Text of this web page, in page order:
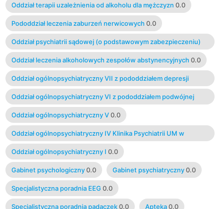
Oddział terapii uzależnienia od alkoholu dla mężczyzn 0.0
Pododdział leczenia zaburzeń nerwicowych 0.0
Oddział psychiatrii sądowej (o podstawowym zabezpieczeniu)
0.0
Oddział leczenia alkoholowych zespołów abstynencyjnych 0.0
Oddział ogólnopsychiatryczny VII z pododdziałem depresji
opornych0.0
Oddział ogólnopsychiatryczny VI z pododdziałem podwójnej
diagnozy 0.0
Oddział ogólnopsychiatryczny V 0.0
Oddział ogólnopsychiatryczny IV Klinika Psychiatrii UM w
Białymstoku0.0
Oddział ogólnopsychiatryczny I 0.0
Gabinet psychologiczny 0.0 Gabinet psychiatryczny 0.0
Specjalistyczna poradnia EEG 0.0
Specjalistyczna poradnia padaczek 0.0 Apteka 0.0